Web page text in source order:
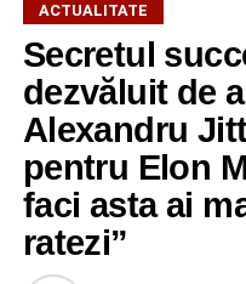
ACTUALITATE
Secretul
dezvăluit de
Alexandru
pentru Elon
faci asta ai
ratezi”